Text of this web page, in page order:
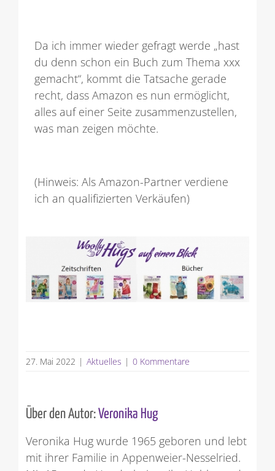
Da ich immer wieder gefragt werde „hast
du denn schon ein Buch zum Thema xxx
gemacht“, kommt die Tatsache gerade
recht, dass Amazon es nun ermöglicht,
alles auf einer Seite zusammenzustellen,
was man zeigen möchte.
(Hinweis: Als Amazon-Partner verdiene
ich an qualifizierten Verkäufen)
27. Mai 2022 | Aktuelles | 0 Kommentare
Über den Autor:Veronika Hug
Veronika Hug wurde 1965 geboren und lebt
mit ihrer Familie in Appenweier-Nesselried.